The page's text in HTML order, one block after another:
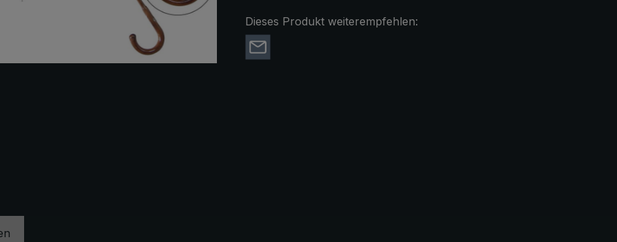
Dieses Produkt weiterempfehlen: